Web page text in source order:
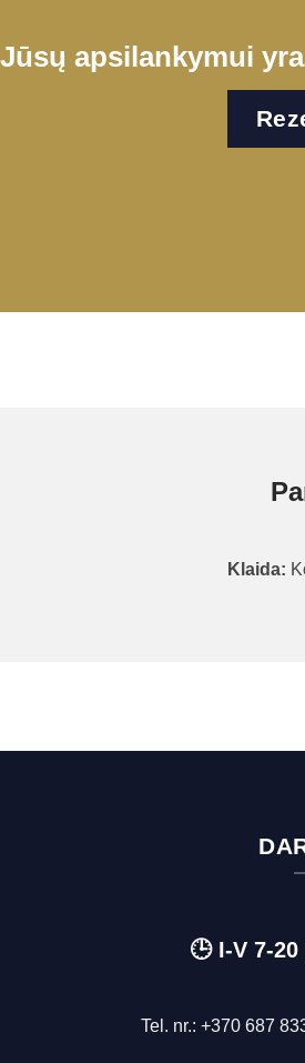
Jūsų apsilankymui
Klaida:
🕒 I-V 7-
Tel. nr.: +370 687